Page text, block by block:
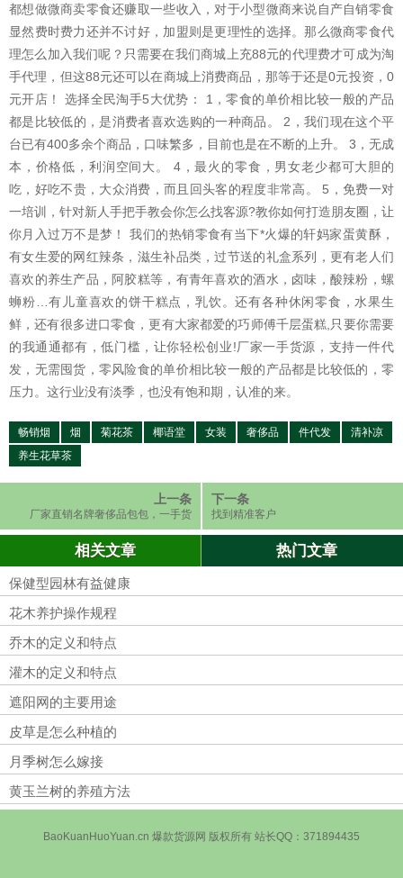
都想做微商卖零食还赚取一些收入，对于小型微商来说自产自销零食
显然费时费力还并不讨好，加盟则是更理性的选择。那么微商零食代
理怎么加入我们呢？只需要在我们商城上充88元的代理费才可成为淘
手代理，但这88元还可以在商城上消费商品，那等于还是0元投资，0
元开店！ 选择全民淘手5大优势： 1，零食的单价相比较一般的产品
都是比较低的，是消费者喜欢选购的一种商品。 2，我们现在这个平
台已有400多余个商品，口味繁多，目前也是在不断的上升。 3，无成
本，价格低，利润空间大。 4，最火的零食，男女老少都可大胆的
吃，好吃不贵，大众消费，而且回头客的程度非常高。 5，免费一对
一培训，针对新人手把手教会你怎么找客源?教你如何打造朋友圈，让
你月入过万不是梦！ 我们的热销零食有当下*火爆的轩妈家蛋黄酥，
有女生爱的网红辣条，滋生补品类，过节送的礼盒系列，更有老人们
喜欢的养生产品，阿胶糕等，有青年喜欢的酒水，卤味，酸辣粉，螺
蛳粉…有儿童喜欢的饼干糕点，乳饮。还有各种休闲零食，水果生
鲜，还有很多进口零食，更有大家都爱的巧师傅千层蛋糕,只要你需要
的我通通都有，低门槛，让你轻松创业!厂家一手货源，支持一件代
发，无需囤货，零风险食的单价相比较一般的产品都是比较低的，零
压力。这行业没有淡季，也没有饱和期，认准的来。
畅销烟 烟 菊花茶 椰语堂 女装 奢侈品 件代发
清补凉
养生花草茶
上一条
厂家直销名牌奢侈品包包，一手货
下一条
找到精准客户
相关文章 热门文章
保健型园林有益健康
花木养护操作规程
乔木的定义和特点
灌木的定义和特点
遮阳网的主要用途
皮草是怎么种植的
月季树怎么嫁接
黄玉兰树的养殖方法
BaoKuanHuoYuan.cn 爆款货源网 版权所有 站长QQ：371894435